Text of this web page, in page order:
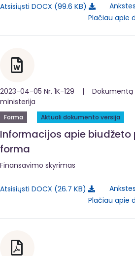
Atsisiųsti DOCX 99.6 KB
Plačiau apie
2023-04-05 Nr. 1K-129 | Dokumentą
ministerija
Forma Aktuali dokumento versija
Informacijos apie
forma
Finansavimo skyrimas
Atsisiųsti DOCX 26.7 KB
Plačiau apie